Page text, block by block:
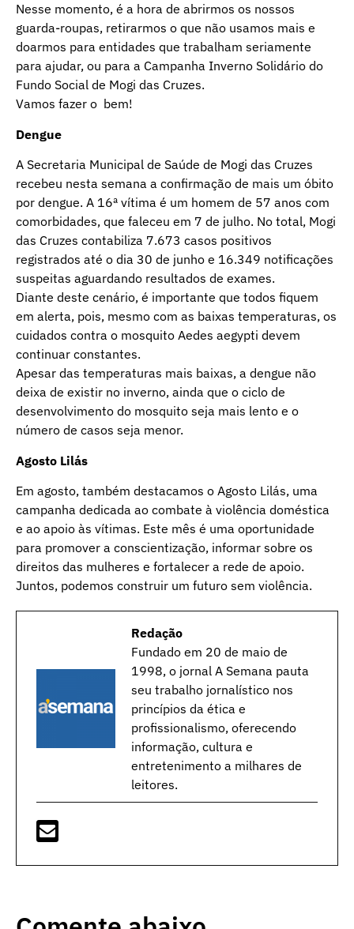
Nesse momento, é a hora de abrirmos os nossos
guarda-roupas, retirarmos o que não usamos mais e
doarmos para entidades que trabalham seriamente
para ajudar, ou para a Campanha Inverno Solidário do
Fundo Social de Mogi das Cruzes.
Vamos fazer o bem!
Dengue
A Secretaria Municipal de Saúde de Mogi das Cruzes
recebeu nesta semana a confirmação de mais um óbito
por dengue. A 16ª vítima é um homem de 57 anos com
comorbidades, que faleceu em 7 de julho. No total, Mogi
das Cruzes contabiliza 7.673 casos positivos
registrados até o dia 30 de junho e 16.349 notificações
suspeitas aguardando resultados de exames.
Diante deste cenário, é importante que todos fiquem
em alerta, pois, mesmo com as baixas temperaturas, os
cuidados contra o mosquito Aedes aegypti devem
continuar constantes.
Apesar das temperaturas mais baixas, a dengue não
deixa de existir no inverno, ainda que o ciclo de
desenvolvimento do mosquito seja mais lento e o
número de casos seja menor.
Agosto Lilás
Em agosto, também destacamos o Agosto Lilás, uma
campanha dedicada ao combate à violência doméstica
e ao apoio às vítimas. Este mês é uma oportunidade
para promover a conscientização, informar sobre os
direitos das mulheres e fortalecer a rede de apoio.
Juntos, podemos construir um futuro sem violência.
Redação
Fundado em 20 de maio de
1998, o jornal A Semana pauta
seu trabalho jornalístico nos
princípios da ética e
profissionalismo, oferecendo
informação, cultura e
entretenimento a milhares de
leitores.